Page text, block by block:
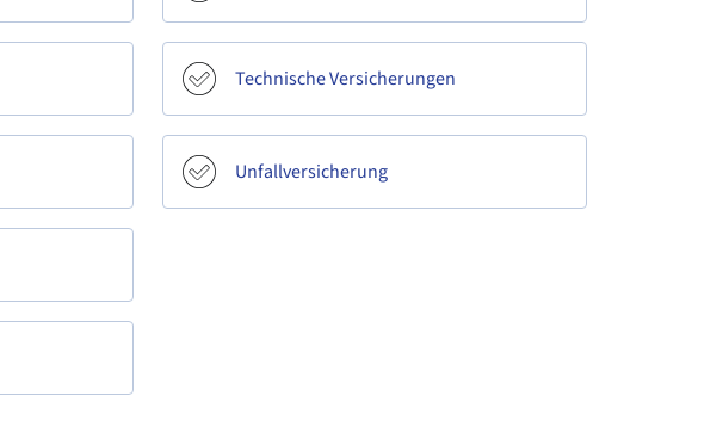
Technische Versicherungen
Unfallversicherung